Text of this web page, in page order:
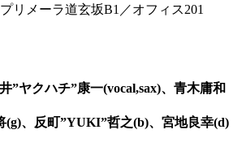
リメーラ道玄坂B1／オフィス201
”ヤクハチ”康一(vocal,sax)、青木庸和
(g)、反町”YUKI”哲之(b)、宮地良幸(d)